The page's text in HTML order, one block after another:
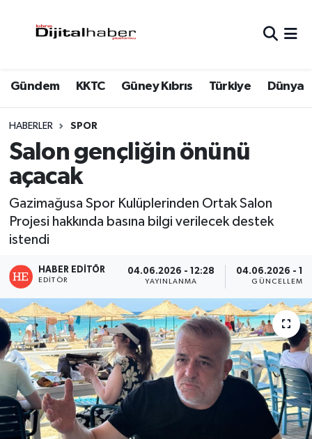
Gündem KKTC Güney Kıbrıs Türkiye Dünya
HABERLER SPOR
Salon gençliğin önünü
açacak
Gazimağusa Spor Kulüplerinden Ortak Salon
Projesi hakkında basına bilgi verilecek destek
istendi
HABER EDITÖR
EDITÖR
04.06.2026 - 12:28
YAYINLANMA
04.06.2026 -
GÜNCELLEME
Trafik Durumu
Süper Lig Puan Durumu ve Fikstür
Tüm Manşetler